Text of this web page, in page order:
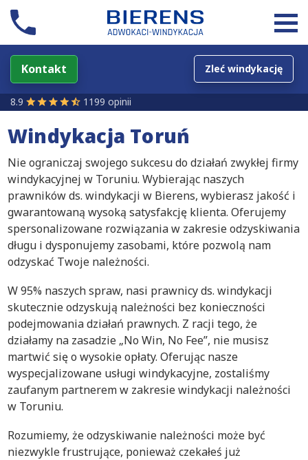
Kontakt Zleć windykację
8.9 1199 opinii
Windykacja Toruń
Nie ograniczaj swojego sukcesu do działań zwykłej firmy
windykacyjnej w Toruniu. Wybierając naszych
prawników ds. windykacji w Bierens, wybierasz jakość i
gwarantowaną wysoką satysfakcję klienta. Oferujemy
spersonalizowane rozwiązania w zakresie odzyskiwania
długu i dysponujemy zasobami, które pozwolą nam
odzyskać Twoje należności.
W 95% naszych spraw, nasi prawnicy ds. windykacji
skutecznie odzyskują należności bez konieczności
podejmowania działań prawnych. Z racji tego, że
działamy na zasadzie „No Win, No Fee”, nie musisz
martwić się o wysokie opłaty. Oferując nasze
wyspecjalizowane usługi windykacyjne, zostaliśmy
zaufanym partnerem w zakresie windykacji należności
w Toruniu.
Rozumiemy, że odzyskiwanie należności może być
niezwykle frustrujące, ponieważ czekałeś już